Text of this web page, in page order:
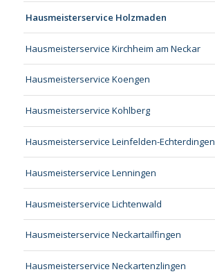
Hausmeisterservice Holzmaden
Hausmeisterservice Kirchheim am Neckar
Hausmeisterservice Koengen
Hausmeisterservice Kohlberg
Hausmeisterservice Leinfelden-Echterdingen
Hausmeisterservice Lenningen
Hausmeisterservice Lichtenwald
Hausmeisterservice Neckartailfingen
Hausmeisterservice Neckartenzlingen